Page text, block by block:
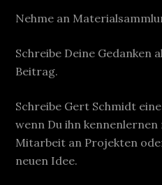
Nehme an
Schreibe Deine Gedanken
Beitrag.
Schreibe Gert Schmidt
wenn Du ihn
Mitarbeit an Projekten
neuen Idee.